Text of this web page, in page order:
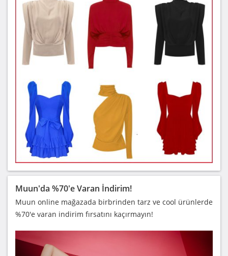
Muun'da %70'e Varan İndirim!
Muun online mağazada birbrinden tarz ve cool ürünlerde
%70'e varan indirim fırsatını kaçırmayın!